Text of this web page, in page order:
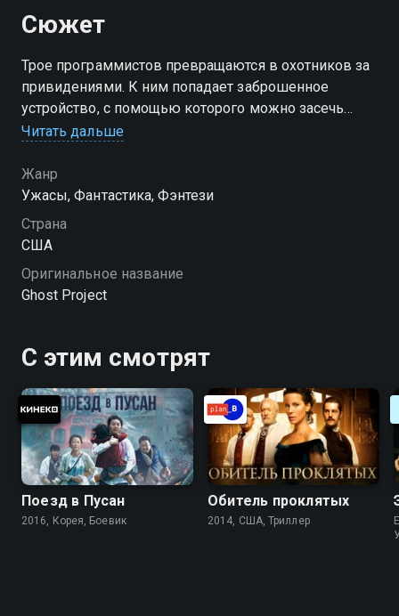
Сюжет
Трое программистов превращаются в охотников за
привидениями. К ним попадает заброшенное
устройство, с помощью которого можно засечь
призраков. Друзья решают обновить технологию,
смартфонов
Читать дальше
Жанр
Ужасы, Фантастика, Фэнтези
Страна
США
Оригинальное название
Ghost Project
С этим смотрят
Поезд в Пусан
2016, Корея, Боевик
Обитель проклятых
2014, США, Триллер